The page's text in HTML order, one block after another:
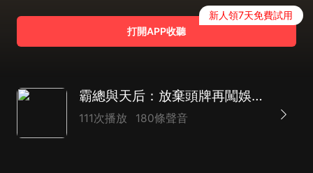
打開APP收聽
新人領7天免費試用
霸總與天后：放棄頭牌再闖娛樂圈|潛規則|復仇爽文
111次播放 180條聲音